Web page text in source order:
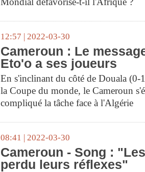
12:57 | 2022-03-30
Cameroun : Le
Eto'o a ses joueurs
En s'inclinant du côté de Douala (0-
la Coupe du monde, le Cameroun
compliqué la tâche face à l'Algérie
08:41 | 2022-03-30
Cameroun - Song :
perdu leurs réflexes"